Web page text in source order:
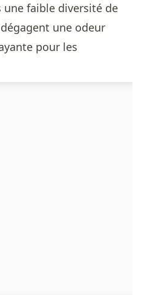
faible diversité de
une odeur
pour les